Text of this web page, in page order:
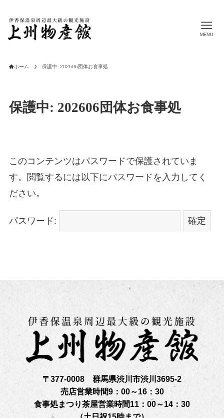
MENU
ホーム 保護中: 202606団体お食事処
保護中: 202606団体お食事処
このコンテンツはパスワードで保護されていま
す。閲覧するには以下にパスワードを入力してく
ださい。
パスワード:
〒377-0008 群馬県渋川市渋川3695-2
売店営業時間9：00～16：30
食事処まつり茶屋営業時間11：00～14：30